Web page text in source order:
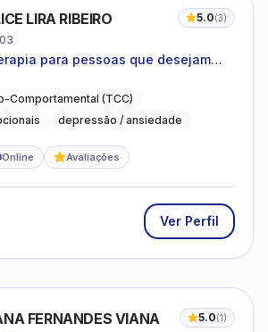
LIRA RIBEIRO 5.0(3)
para pessoas que desejam
do dia a dia
Comportamental (TCC)
depressão / ansiedade
Online Avaliações
Ver Perfil
FERNANDES VIANA 5.0(1)